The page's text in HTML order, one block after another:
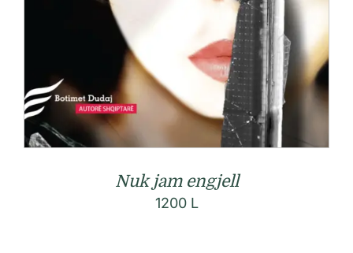
Nuk jam engjell
1200 L